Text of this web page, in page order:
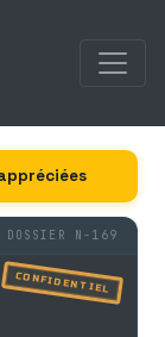
DOSSIER N-169
CONFIDENTIEL